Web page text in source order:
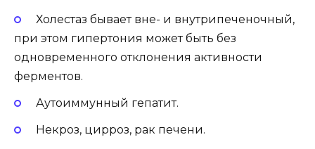
Холестаз бывает вне- и внутрипеченочный,
при этом гипертония может быть без
одновременного отклонения активности
ферментов.
Аутоиммунный гепатит.
Некроз, цирроз, рак печени.